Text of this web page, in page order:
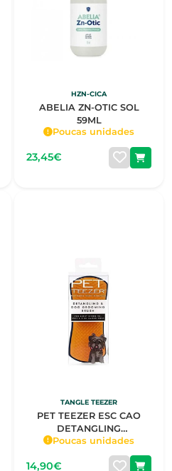
HZN-CICA
ABELIA ZN-OTIC SOL
59ML
Poucas unidades
23,45€
TANGLE TEEZER
PET TEEZER ESC CAO
DETANGLING
NAVY/ORANGE
Poucas unidades
14,90€